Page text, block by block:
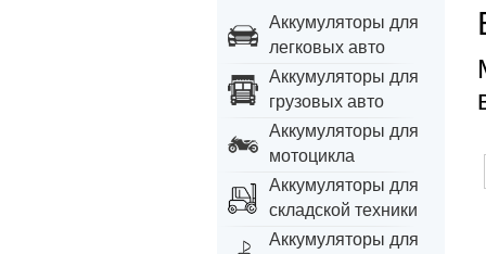
Аккумуляторы для
легковых авто
Аккумуляторы для
грузовых авто
Аккумуляторы для
мотоцикла
Аккумуляторы для
складской техники
Аккумуляторы для